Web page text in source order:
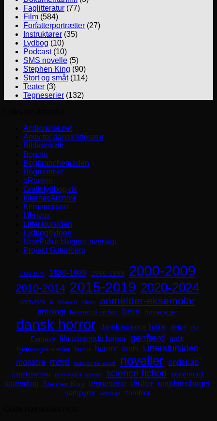
Faglitteratur (77)
Film (584)
Forfatterportrætter (27)
Instruktører (35)
Lydbog (10)
Podcast(10)
SMS novelle (5)
Stephen King (90)
Stort og småt(114)
Teater (3)
Tegneserier (132)
Antikvariat.net
Arkiv for dansk litteratur
Bibliotek.dk
Bog.nu
Bogbrancheguiden
Bogrummet
eReolen
Gratislydbog.dk
Internet Archive
Krimimessen
Librivox
Litteratursiden
Lydboghylden
NewPub's blogger-oversigt
Project Gutenberg
1970-1979 1980-1989 1990-1999 2000-2009
2010-2014 2015-2019 2020-2024
2025-2029 A. Silvestri Aliens anmelder-eksemplar
antologi baseret på en bog børn Børnebøger
dansk horror dansk science fiction debut dyr
Fantasy filmatiserede bøger genfærd
gotik
hjemsøgte steder
horror humor krimi Litteratursiden
monstre mord naturen går amok noveller ondskab
parallelverden psykologisk portræt science fiction seriemord
spænding Stephen King tegneserie thriller ungdomsbøger
vampyrer venskab
zombier